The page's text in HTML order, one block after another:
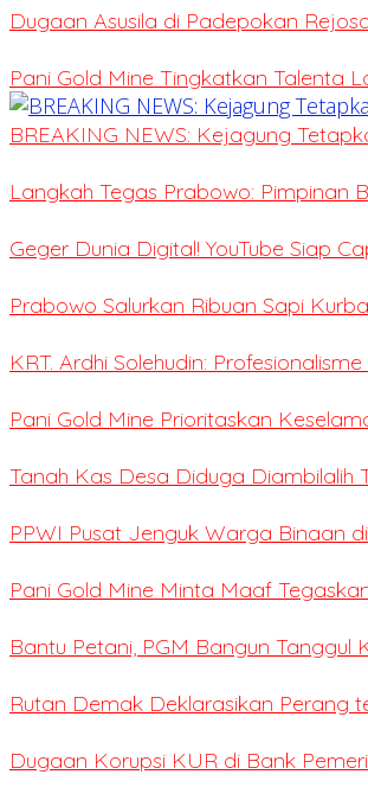
Dugaan Asusila di Padepokan
Pani Gold Mine Tingkatkan Talenta
BREAKING NEWS: Kejagung
Langkah Tegas Prabowo: Pimpinan
Geger Dunia Digital! YouTube Siap
Prabowo Salurkan Ribuan Sapi
KRT. Ardhi Solehudin:
Pani Gold Mine Prioritaskan
Tanah Kas Desa Diduga Diambilalih
PPWI Pusat Jenguk Warga Binaan
Pani Gold Mine Minta Maaf
Bantu Petani, PGM Bangun Tanggul
Rutan Demak Deklarasikan Perang
Dugaan Korupsi KUR di Bank